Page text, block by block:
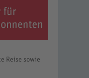
Reise sowie